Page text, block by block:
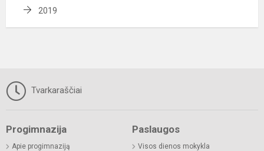
2019
Tvarkaraščiai
Progimnazija
Apie progimnaziją
Paslaugos
Visos dienos mokykla